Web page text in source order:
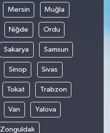
Mersin Muğla
Niğde Ordu
Sakarya Samsun
Sinop Sivas
Tokat Trabzon
Van Yalova
Zonguldak